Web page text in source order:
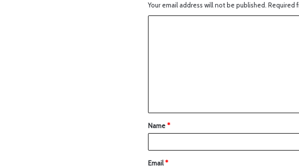
Your email address will not be published. Required
Name*
Email*